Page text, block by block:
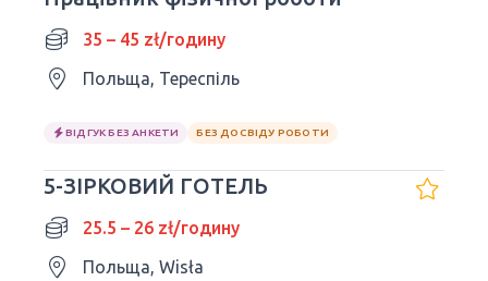
35 – 45 zł/годину
Польща, Тереспіль
ВІДГУК БЕЗ АНКЕТИ БЕЗ ДОСВІДУ РОБОТИ
5-ЗІРКОВИЙ ГОТЕЛЬ
25.5 – 26 zł/годину
Польща, Wisła